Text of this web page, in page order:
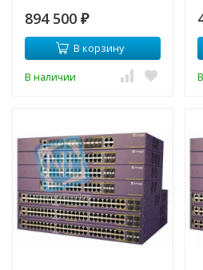
894 500 ₽
В корзину
В наличии